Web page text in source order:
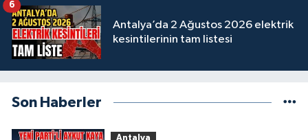
Antalya’da 2 Ağustos 2026 elektrik
kesintilerinin tam listesi
6
Son Haberler